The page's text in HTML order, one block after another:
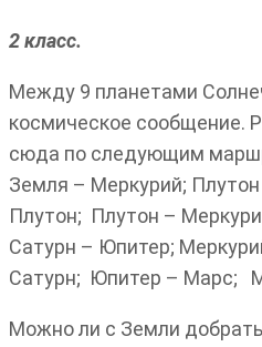
2 класс.
Между 9 планетами
космическое сообщение.
сюда по следующим
Земля – Меркурий;
Плутон; Плутон –
Сатурн – Юпитер;
Сатурн; Юпитер – Марс;
Можно ли с Земли